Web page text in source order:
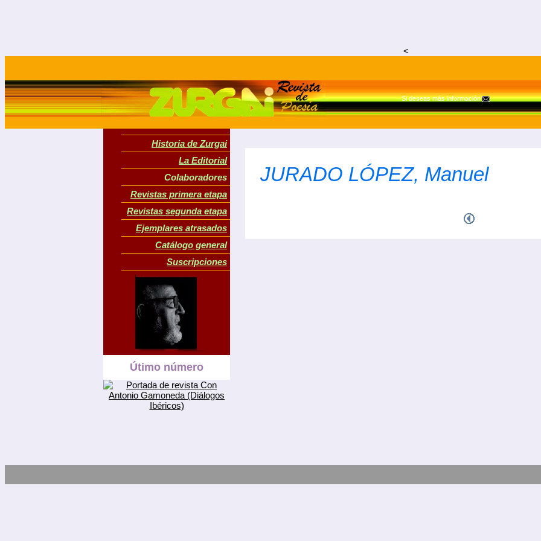
<
Si deseas más información
Historia de Zurgai
La Editorial
Colaboradores
Revistas primera etapa
Revistas segunda etapa
Ejemplares atrasados
Catálogo general
Suscripciones
Útimo número
JURADO LÓPEZ, Manuel